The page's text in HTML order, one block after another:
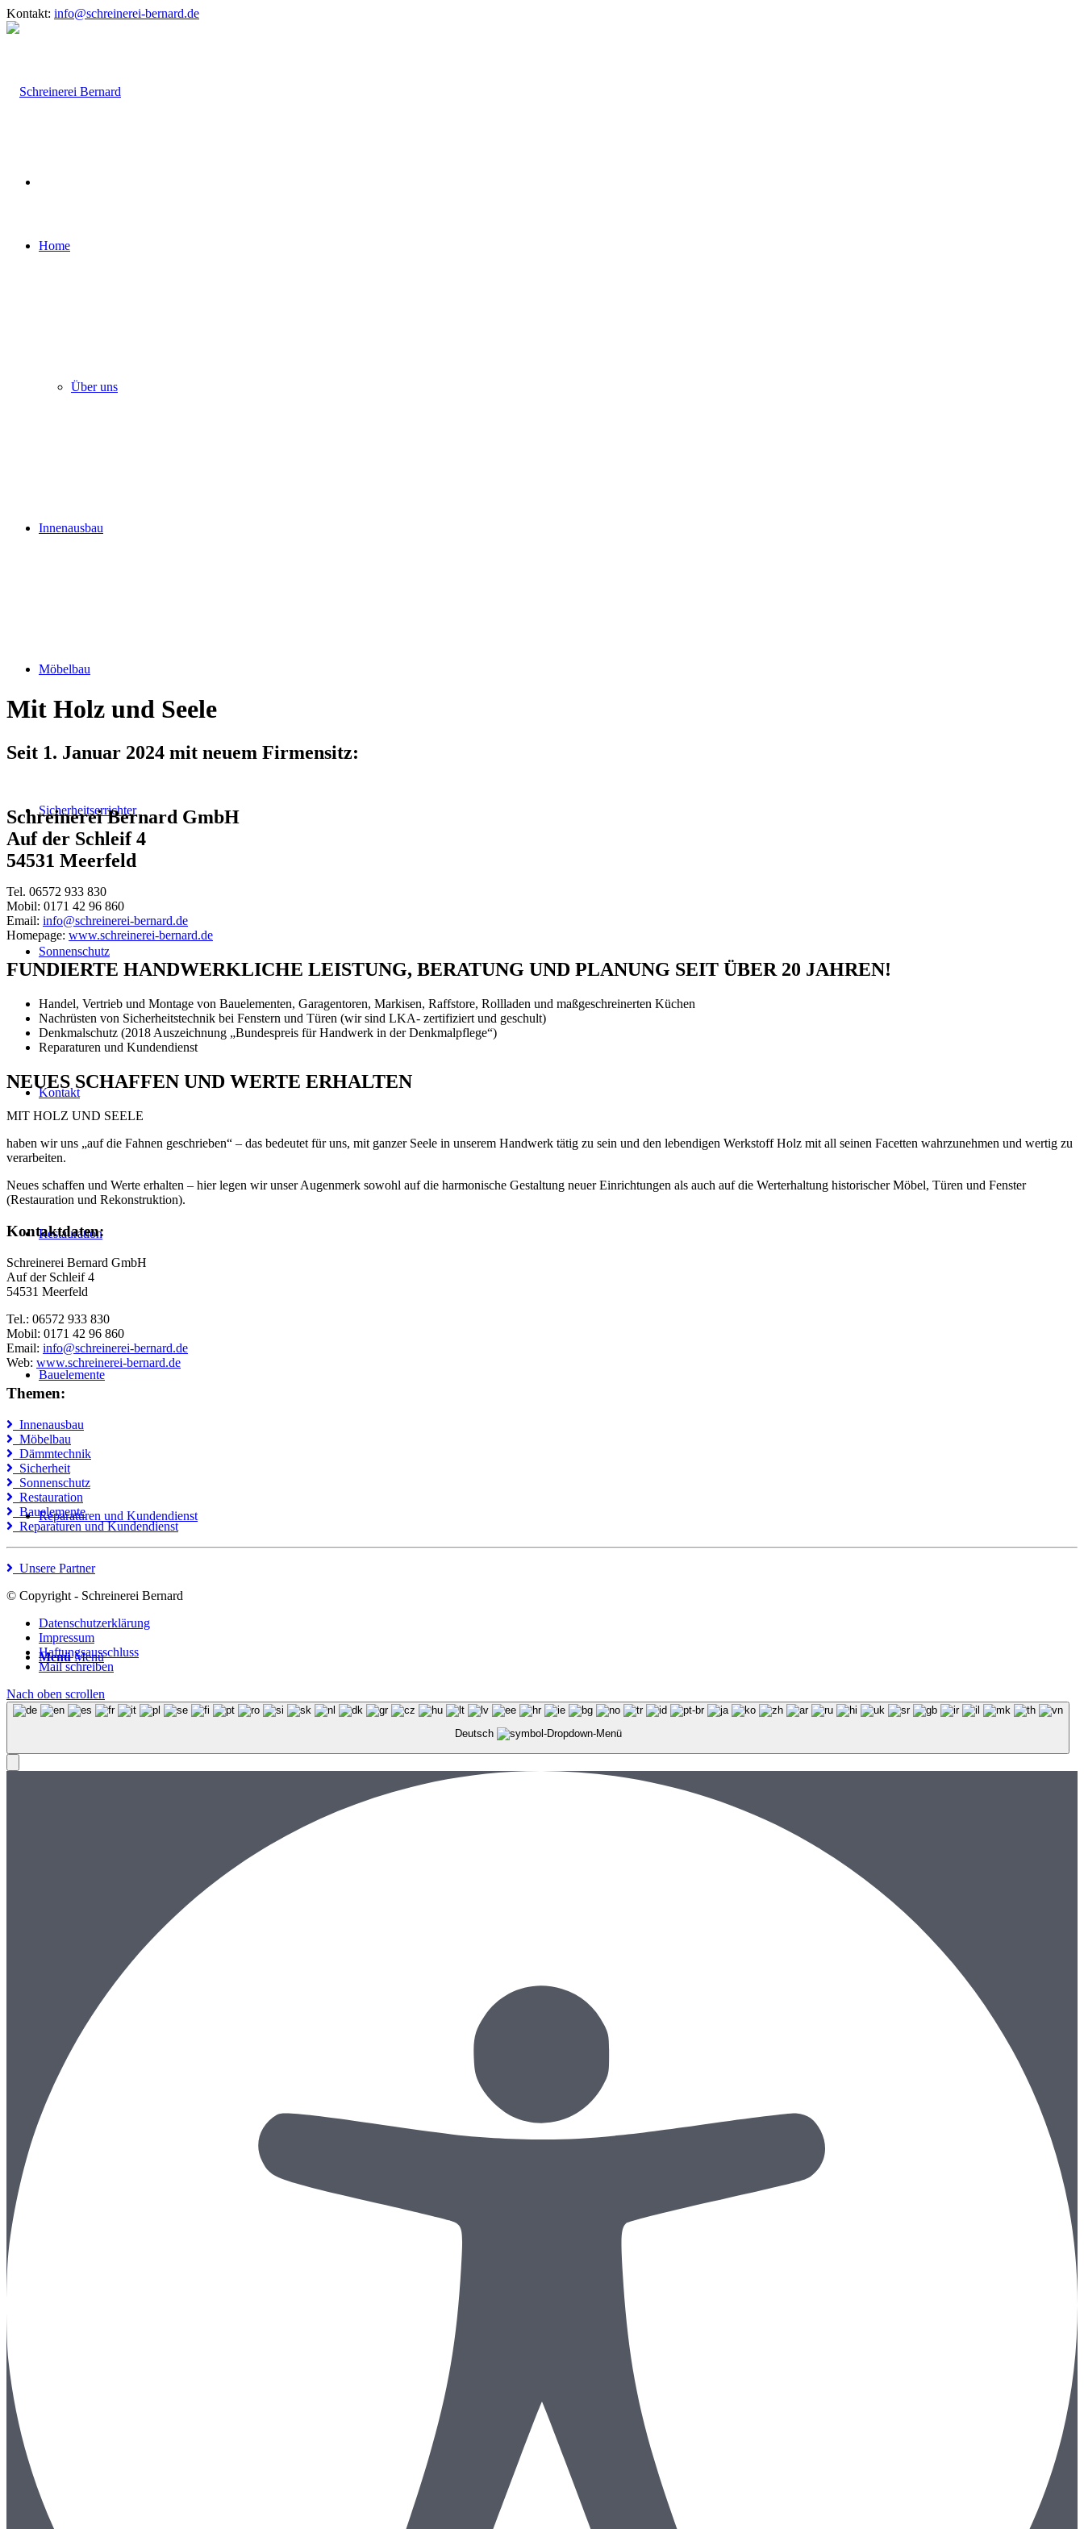
Kontakt: info@schreinerei-bernard.de
Home
Über uns
Innenausbau
Möbelbau
Sicherheitserrichter
Sonnenschutz
Kontakt
Restauration
Bauelemente
Reparaturen und Kundendienst
Menü Menü
Mit Holz und Seele
Seit 1. Januar 2024 mit neuem Firmensitz:
Schreinerei Bernard GmbH
Auf der Schleif 4
54531 Meerfeld
Tel. 06572 933 830
Mobil: 0171 42 96 860
Email: info@schreinerei-bernard.de
Homepage: www.schreinerei-bernard.de
FUNDIERTE HANDWERKLICHE LEISTUNG, BERATUNG UND PLANUNG SEIT ÜBER 20 JAHREN!
Handel, Vertrieb und Montage von Bauelementen, Garagentoren, Markisen, Raffstore, Rollladen und maßgeschreinerten Küchen
Nachrüsten von Sicherheitstechnik bei Fenstern und Türen (wir sind LKA- zertifiziert und geschult)
Denkmalschutz (2018 Auszeichnung „Bundespreis für Handwerk in der Denkmalpflege“)
Reparaturen und Kundendienst
NEUES SCHAFFEN UND WERTE ERHALTEN
MIT HOLZ UND SEELE
haben wir uns „auf die Fahnen geschrieben“ – das bedeutet für uns, mit ganzer Seele in unserem Handwerk tätig zu sein und den lebendigen Werkstoff Holz mit all seinen Facetten wahrzunehmen und wertig zu
verarbeiten.
Neues schaffen und Werte erhalten – hier legen wir unser Augenmerk sowohl auf die harmonische Gestaltung neuer Einrichtungen als auch auf die Werterhaltung historischer Möbel, Türen und Fenster
(Restauration und Rekonstruktion).
Kontaktdaten:
Schreinerei Bernard GmbH
Auf der Schleif 4
54531 Meerfeld
Tel.: 06572 933 830
Mobil: 0171 42 96 860
Email: info@schreinerei-bernard.de
Web: www.schreinerei-bernard.de
Themen:
Innenausbau
Möbelbau
Dämmtechnik
Sicherheit
Sonnenschutz
Restauration
Bauelemente
Reparaturen und Kundendienst
Unsere Partner
© Copyright - Schreinerei Bernard
Datenschutzerklärung
Impressum
Haftungsausschluss
Mail schreiben
Nach oben scrollen
Deutsch